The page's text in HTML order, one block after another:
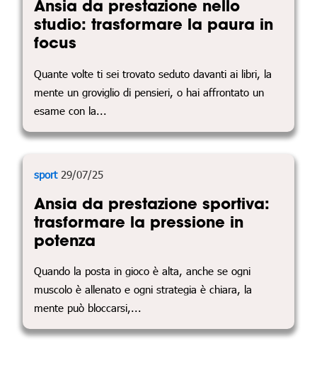
Ansia da prestazione nello
studio: trasformare la paura in
focus
Quante volte ti sei trovato seduto davanti ai libri, la
mente un groviglio di pensieri, o hai affrontato un
esame con la...
sport29/07/25
Ansia da prestazione sportiva:
trasformare la pressione in
potenza
Quando la posta in gioco è alta, anche se ogni
muscolo è allenato e ogni strategia è chiara, la
mente può bloccarsi,...